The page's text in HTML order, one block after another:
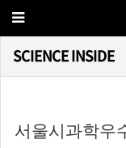
SCIENCE INSIDE
서울시과학우